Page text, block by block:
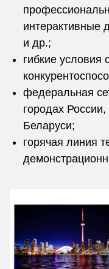
интерактивные
и др.;
гибкие условия
федеральная
городах
Беларуси;
горячая линия